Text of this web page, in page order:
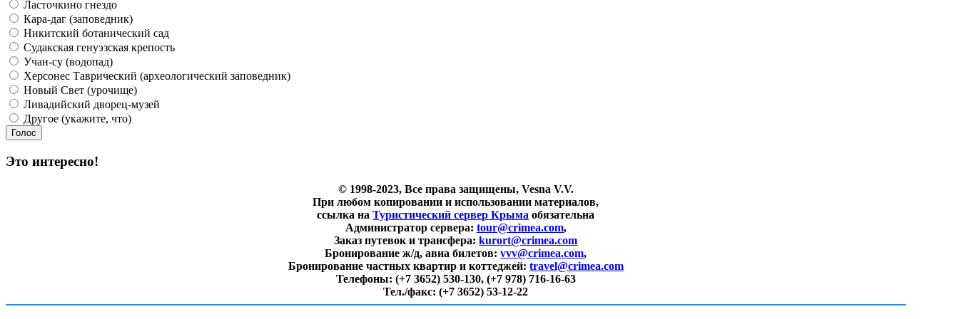
Ласточкино гнездо
Кара-даг (заповедник)
Никитский ботанический сад
Судакская генуэзская крепость
Учан-су (водопад)
Херсонес Таврический (археологический заповедник)
Новый Свет (урочище)
Ливадийский дворец-музей
Другое (укажите, что)
Это интересно!
© 1998-2023, Все права защищены, Vesna V.V.
При любом копировании и использовании материалов,
ссылка наТуристический сервер Крыма обязательна
Администратор сервера: tour@crimea.com,
Заказ путевок и трансфера:kurort@crimea.com
Бронирование ж/д, авиа билетов:vvv@crimea.com,
Бронирование частных квартир и коттеджей: travel@crimea.com
Телефоны: (+7 3652) 530-130, (+7 978) 716-16-63
Тел./факс:(+7 3652) 53-12-22